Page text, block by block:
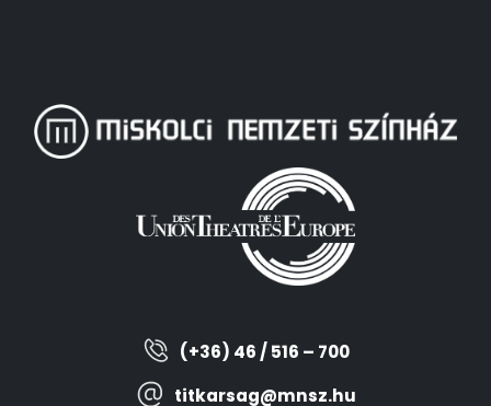
(+36) 46 / 516 – 700
titkarsag@mnsz.hu